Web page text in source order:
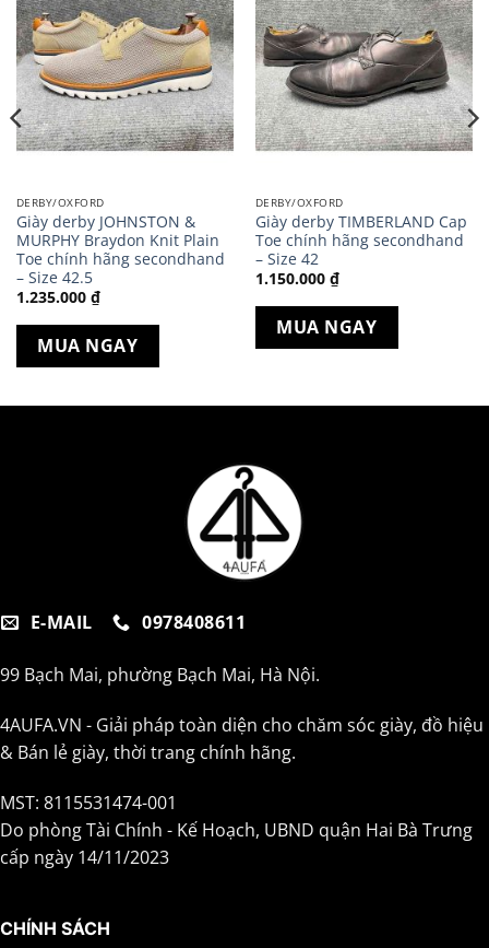
DERBY/OXFORD
Giày derby JOHNSTON &
MURPHY Braydon Knit Plain
Toe chính hãng secondhand
– Size 42.5
1.235.000 ₫
MUA NGAY
DERBY/OXFORD
Giày derby TIMBERLAND Cap
Toe chính hãng secondhand
– Size 42
1.150.000 ₫
MUA NGAY
E-MAIL 0978408611
99 Bạch Mai, phường Bạch Mai, Hà Nội.
4AUFA.VN - Giải pháp toàn diện cho chăm sóc giày, đồ hiệu
& Bán lẻ giày, thời trang chính hãng.
MST: 8115531474-001
Do phòng Tài Chính - Kế Hoạch, UBND quận Hai Bà Trưng
cấp ngày 14/11/2023
CHÍNH SÁCH